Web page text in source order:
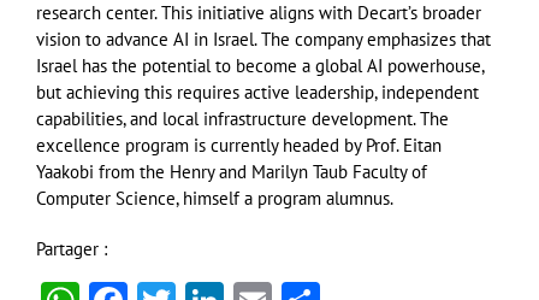
research center. This initiative aligns with Decart’s broader
vision to advance AI in Israel. The company emphasizes that
Israel has the potential to become a global AI powerhouse,
but achieving this requires active leadership, independent
capabilities, and local infrastructure development. The
excellence program is currently headed by Prof. Eitan
Yaakobi from the Henry and Marilyn Taub Faculty of
Computer Science, himself a program alumnus.
Partager :